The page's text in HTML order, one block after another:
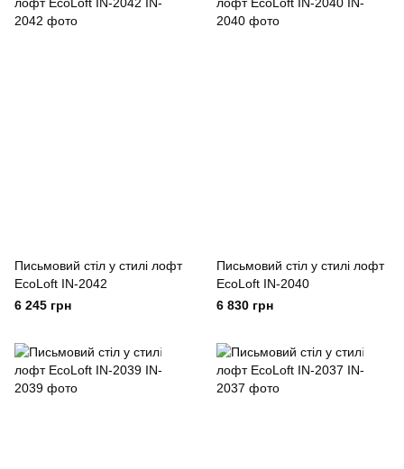
Письмовий стіл у стилі лофт
EcoLoft IN-2042
6 245 грн
Письмовий стіл у стилі лофт
EcoLoft IN-2040
6 830 грн